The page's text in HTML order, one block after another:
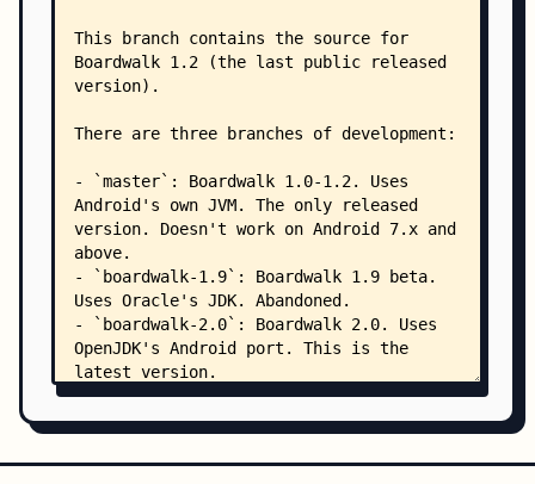
    │       └── paulscode/
    │           ├── codecjorbis/
    │           │   └── 20101023/
    │           ├── codecwav/
│           │       └── codecwav-
    │           ├── libraryjavasound/
    │           │   └── 20101123/
│           │       └── libraryjavasound-
    │           ├── librarylwjglopenal/
    │           │   └── 20100824/
│           │       └── librarylwjglopenal-
    │           └── soundsystem/
    │               └── 20120107/
│                   └── soundsystem-
    ├── res/
    │   │   ├── control_button.xml